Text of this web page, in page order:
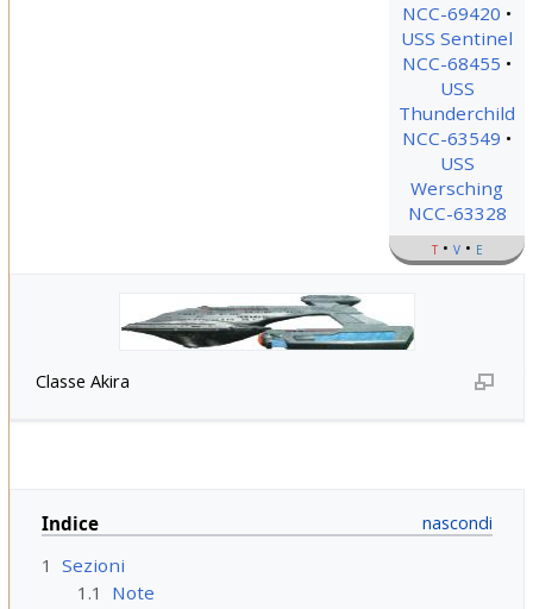
NCC-69420
USS Sentinel
NCC-68455
USS
Thunderchild
NCC-63549
USS
Wersching
NCC-63328
t v e
Classe Akira
Indice
1 Sezioni
1.1
Note